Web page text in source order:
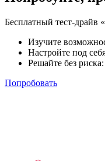
Бесплатный тест-драйв
Изучите
Настройте под
Решайте без
Попробовать